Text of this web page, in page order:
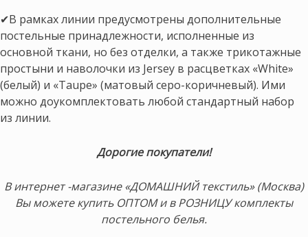
✔В рамках линии предусмотрены дополнительные
постельные принадлежности, исполненные из
основной ткани, но без отделки, а также трикотажные
простыни и наволочки из Jersey в расцветках «White»
(белый) и «Taupe» (матовый серо-коричневый). Ими
можно доукомплектовать любой стандартный набор
из линии.
Дорогие покупатели!
В интернет -магазине «ДОМАШНИЙ текстиль» (Москва)
Вы можете купить ОПТОМ и в РОЗНИЦУ комплекты
постельного белья.